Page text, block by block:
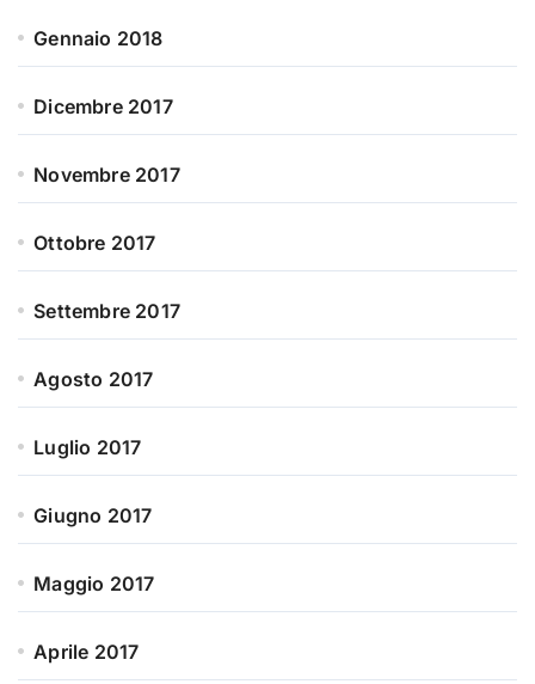
Gennaio 2018
Dicembre 2017
Novembre 2017
Ottobre 2017
Settembre 2017
Agosto 2017
Luglio 2017
Giugno 2017
Maggio 2017
Aprile 2017